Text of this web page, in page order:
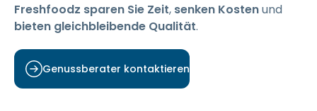
Freshfoodz sparen Sie Zeit, senken Kostenund
bieten gleichbleibende Qualität.
Genussberater kontaktieren